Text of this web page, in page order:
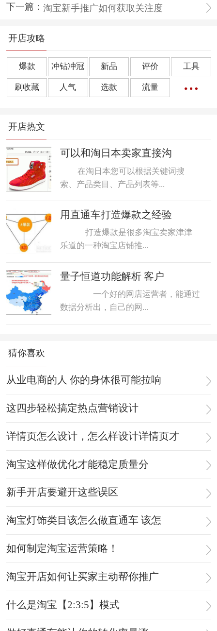
下一篇：淘宝新手推广如何获取关注度
开店攻略
爆款 冲钻冲冠 新品 评价 工具
刷收藏 人气 选款 流量
转化率
数据魔方 好评语 网店起名
开店热文
可以和淘日本卖家直接沟
在淘日本您可以根据关键词搜
索、产品类目、产品列表等...
用直通车打造爆款之经验
打造爆款是很多淘宝卖家津津
乐道的一种淘宝店铺推...
量子恒道功能解析 客户
一个好的网店运营者，能通过
数据分析出，自己的网...
猜你喜欢
从业电商的人 你的身体很可能拉响
这四步轻松搞定热点营销设计
详情页怎么设计，怎么样设计详情页才
淘宝这样做优化才能稳定质量分
新手开店要避开这些误区
淘宝灯饰类目该怎么做直通车 该怎
如何制定淘宝运营策略！
淘宝开店如何让买家主动帮你推广
什么是淘宝【2:3:5】模式